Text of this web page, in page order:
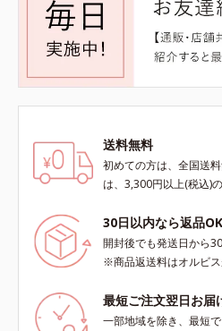
送料無料
初めての方は、全国送
は、3,300円以上(税込)
30日以内なら返品OK
開封後でも発送日から
※商品返送料はオルビ
最短ご注文翌日お届
一部地域を除き、最短